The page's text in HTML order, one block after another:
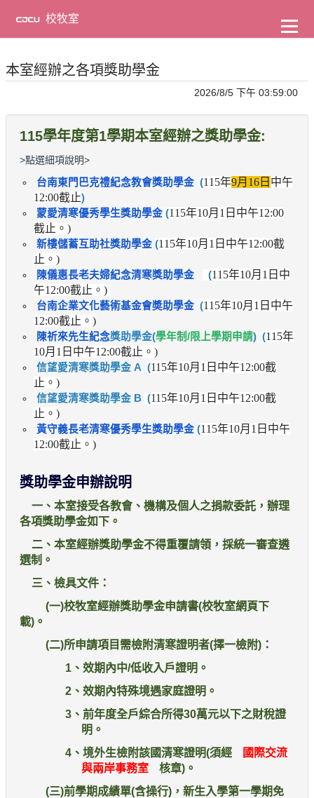
主
容
校牧室
本室經辦之各項獎助學金
2026/8/5 下午 03:59:00
115學年度第1學期本室經辦之獎助學金:
>點選細項說明>
台南東門巴克禮紀念教會獎助學金 (115年9月 16 日 中午
12:00截止)
蒙愛清寒優秀學生獎助學金 (115年10月 1 日中午12:00
截止。)
新樓儲蓄互助社獎助學金 (115年10月 1 日中午12:00截
止。)
陳儀惠長老夫婦紀念清寒獎助學金 (115年10月 1 日中
午12:00截止。)
台南企業文化藝術基金會奬助學金 (115年10月 1 日中午
12:00截止。)
陳祈來先生紀念獎助學金(學年制/限上學期申請) (115年
10月 1 日中午12:00截止。)
信望愛清寒獎助學金A (115年10月 1 日中午12:00截
止。)
信望愛清寒獎助學金 B (115年10月 1 日中午12:00截
止。)
黃守義長老清寒優秀學生獎助學金 (115年10月 1 日中午
12:00截止。)
獎助學金申辦說明
一、本室接受各教會、機構及個人之捐款委託，辦理
各項獎助學金如下。
二、本室經辦獎助學金不得重覆請領，採統一審查遴
選制。
三、檢具文件：
(一)校牧室經辦獎助學金申請書(校牧室網頁下
載)。
(二)所申請項目需檢附清寒證明者(擇一檢附)：
1、效期內中/低收入戶證明 。
2、效期內特殊境遇家庭證明 。
3 、前年度全戶綜合所得30萬元以下之財稅證
明 。
4 、境外生檢附該國清寒證明(須經
國際交流
與兩岸事務室
核章)。
(三)前學期成績單(含操行)，新生入學第一學期免